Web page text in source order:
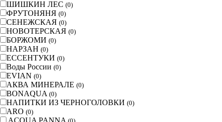
ШИШКИН ЛЕС (0)
ФРУТОНЯНЯ (0)
СЕНЕЖСКАЯ (0)
НОВОТЕРСКАЯ (0)
БОРЖОМИ (0)
НАРЗАН (0)
ЕССЕНТУКИ (0)
Воды России (0)
EVIAN (0)
АКВА МИНЕРАЛЕ (0)
BONAQUA (0)
НАПИТКИ ИЗ ЧЕРНОГОЛОВКИ (0)
ARO (0)
ACQUA PANNA